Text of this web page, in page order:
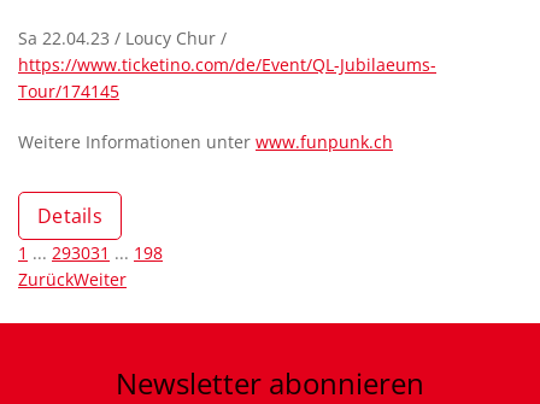
Sa 22.04.23 / Loucy Chur /
https://www.ticketino.com/de/Event/QL-Jubilaeums-
Tour/174145
Weitere Informationen unter www.funpunk.ch
Details
1 ... 293031 ... 198
ZurückWeiter
Newsletter abonnieren